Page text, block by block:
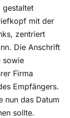
schreiben
und
kaum
es Regeln,
sind.
aller
Sie
gestaltet
mit der
zentriert
Die Anschrift
sowie
Firma
Empfängers.
nun das Datum
sollte.